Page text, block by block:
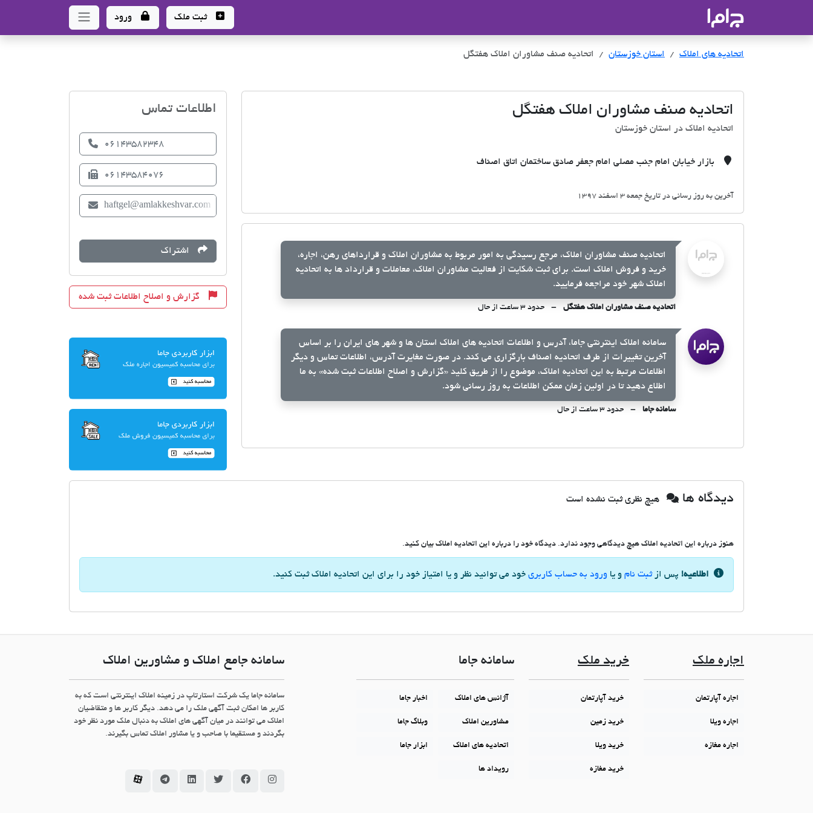
ثبت ملک ورود
اتحادیه های املاک اتحادیه های املاک
استان خوزستان اتحادیه صنف مشاوران املاک هفتگل
اتحادیه صنف مشاوران املاک هفتگل
اتحادیه املاک در استان خوزستان
بازار خیابان امام جنب مصلی امام جعفر صادق ساختمان اتاق اصناف
آخرین به روز رسانی در تاریخ جمعه 3 اسفند 1397
اتحادیه صنف مشاوران املاک، مرجع رسیدگی به امور مربوط به مشاوران املاک و قرارداهای رهن، اجاره،
خرید و فروش املاک است. برای ثبت شکایت از فعالیت مشاوران املاک، معاملات و قرارداد ها به اتحادیه
املاک شهر خود مراجعه فرمایید.
اتحادیه صنف مشاوران املاک هفتگل حدود ۳ ساعت از حال
سامانه املاک اینترنتی جاما، آدرس و اطلاعات اتحادیه های املاک استان ها و شهر های ایران را بر اساس
آخرین تغییرات از طرف اتحادیه اصناف بارگزاری می کند. در صورت مغایرت آدرس، اطلاعات تماس و دیگر
اطلاعات مرتبط به این اتحادیه املاک، موضوع را از طریق کلید «گزارش و اصلاح اطلاعات ثبت شده» به ما
اطلاع دهید تا در اولین زمان ممکن اطلاعات به روز رسانی شود.
سامانه جاما حدود ۳ ساعت از حال
اطلاعات تماس
06143582348
06143584076
haftgel@amlakkeshvar.com
اشتراک
گزارش و اصلاح اطلاعات ثبت شده
دیدگاه ها هیچ نظری ثبت نشده است
هنوز درباره این اتحادیه املاک هیچ دیدگاهی وجود ندارد. دیدگاه خود را درباره این اتحادیه املاک بیان کنید.
اطلاعیه! پس ازثبت نام و یا ورود به حساب کاربری خود می توانید نظر و یا امتیاز خود را برای این اتحادیه املاک ثبت کنید.
اجاره ملک
اجاره آپارتمان
اجاره ویلا
اجاره مغازه
خرید ملک
خرید آپارتمان
خرید زمین
خرید ویلا
خرید مغازه
سامانه جاما
آژانس های املاک اخبار جاما
مشاورین املاک وبلاگ جاما
اتحادیه های املاک ابزار جاما
رویداد ها
سامانه جامع املاک و مشاورین املاک
سامانه جاما یک شرکت استارتاپ در زمینه املاک اینترنتی است که به
کاربر ها امکان ثبت آگهی ملک را می دهد. دیگر کاربر ها و متقاضیان
املاک می توانند در میان آگهی های املاک به دنبال ملک مورد نظر خود
بگردند و مستقیما با صاحب و یا مشاور املاک تماس بگیرند.
سامانه جاما در اینستاگرام
سامانه جاما در فیسبوک
سامانه جاما در توئیتر
سامانه جاما در لینکداین
سامانه جاما در تلگرام
سامانه جاما در آپارات